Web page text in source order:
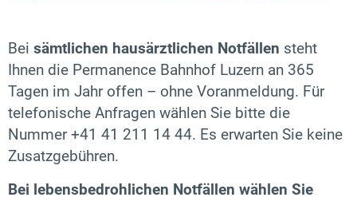
Bei sämtlichen hausärztlichen Notfällen steht
Ihnen die Permanence Bahnhof Luzern an 365
Tagen im Jahr offen – ohne Voranmeldung. Für
telefonische Anfragen wählen Sie bitte die
Nummer +41 41 211 14 44. Es erwarten Sie keine
Zusatzgebühren.
Bei lebensbedrohlichen Notfällen wählen Sie